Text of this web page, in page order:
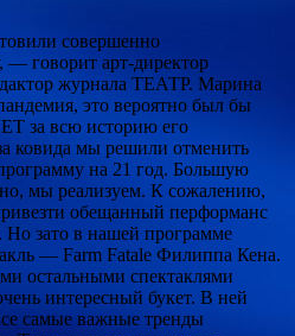
совершенно
— говорит арт-директор
журнала ТЕАТР. Марина
это вероятно был бы
за всю историю его
ковида мы решили отменить
на 21 год. Большую
мы реализуем. К сожалению,
обещанный перформанс
Но зато в нашей программе
— Farm Fatale Филиппа Кена.
остальными спектаклями
интересный букет. В ней
самые важные тренды